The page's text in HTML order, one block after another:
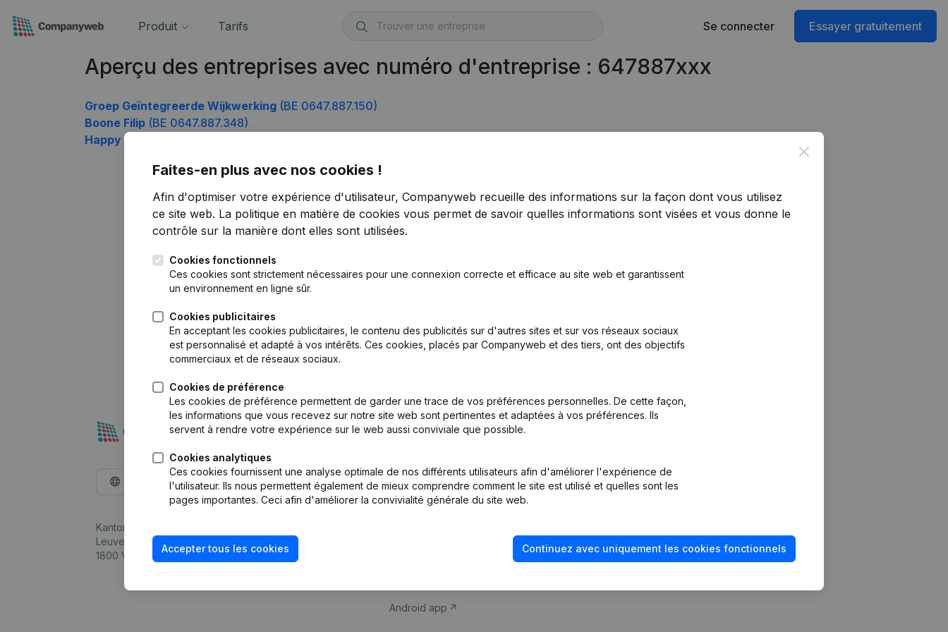
Produit Tarifs Se connecter Essayer gratuitement
Aperçu des entreprises avec numéro d'entreprise : 647887xxx
Groep Geïntegreerde Wijkwerking (BE 0647.887.150)
Boone Filip (BE 0647.887.348)
Happy Hour
Close
Faites-en plus avec nos cookies !
Afin d'optimiser votre expérience d'utilisateur, Companyweb recueille des informations sur la façon dont vous utilisez
ce site web. La politique en matière de cookies vous permet de savoir quelles informations sont visées et vous donne le
contrôle sur la manière dont elles sont utilisées.
Cookies fonctionnels
Ces cookies sont strictement nécessaires pour une connexion correcte et efficace au site web et garantissent
un environnement en ligne sûr.
Cookies publicitaires
En acceptant les cookies publicitaires, le contenu des publicités sur d'autres sites et sur vos réseaux sociaux
est personnalisé et adapté à vos intérêts. Ces cookies, placés par Companyweb et des tiers, ont des objectifs
commerciaux et de réseaux sociaux.
Cookies de préférence
Les cookies de préférence permettent de garder une trace de vos préférences personnelles. De cette façon,
les informations que vous recevez sur notre site web sont pertinentes et adaptées à vos préférences. Ils
servent à rendre votre expérience sur le web aussi conviviale que possible.
Cookies analytiques
Ces cookies fournissent une analyse optimale de nos différents utilisateurs afin d'améliorer l'expérience de
l'utilisateur. Ils nous permettent également de mieux comprendre comment le site est utilisé et quelles sont les
pages importantes. Ceci afin d'améliorer la convivialité générale du site web.
Accepter tous les cookies Continuez avec uniquement les cookies fonctionnels
Français
Kantorenpark Everest
Leuvensesteenweg 248D,
1800 Vilvoorde
Produit
d’entreprise
Monitoring
Android app
fraude
Consulter des comptes annuels
Vérification de la solvabilité